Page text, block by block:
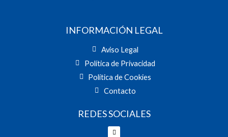
INFORMACIÓN LEGAL
Aviso Legal
Política de Privacidad
Política de Cookies
Contacto
REDES SOCIALES
Facebook
Twitter
Youtube